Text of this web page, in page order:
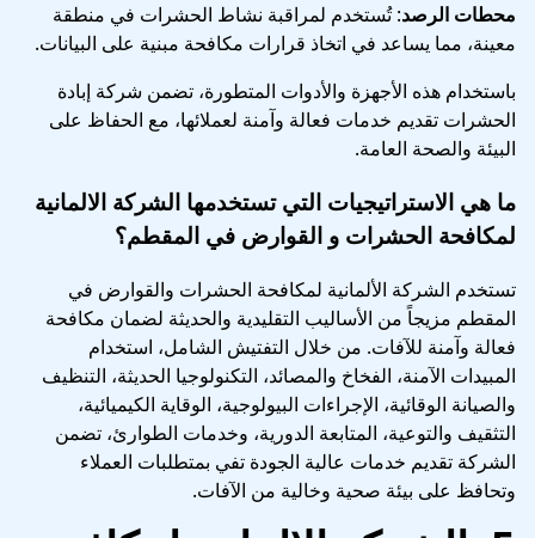
محطات الرصد: تُستخدم لمراقبة نشاط الحشرات في منطقة
معينة، مما يساعد في اتخاذ قرارات مكافحة مبنية على البيانات.
باستخدام هذه الأجهزة والأدوات المتطورة، تضمن شركة إبادة
الحشرات تقديم خدمات فعالة وآمنة لعملائها، مع الحفاظ على
البيئة والصحة العامة.
ما هي الاستراتيجيات التي تستخدمها الشركة الالمانية
لمكافحة الحشرات و القوارض في المقطم؟
تستخدم الشركة الألمانية لمكافحة الحشرات والقوارض في
المقطم مزيجاً من الأساليب التقليدية والحديثة لضمان مكافحة
فعالة وآمنة للآفات. من خلال التفتيش الشامل، استخدام
المبيدات الآمنة، الفخاخ والمصائد، التكنولوجيا الحديثة، التنظيف
والصيانة الوقائية، الإجراءات البيولوجية، الوقاية الكيميائية،
التثقيف والتوعية، المتابعة الدورية، وخدمات الطوارئ، تضمن
الشركة تقديم خدمات عالية الجودة تفي بمتطلبات العملاء
وتحافظ على بيئة صحية وخالية من الآفات.